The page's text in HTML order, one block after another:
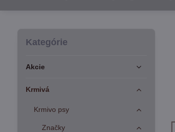
Kategórie
Akcie
Krmivá
Krmivo psy
Značky